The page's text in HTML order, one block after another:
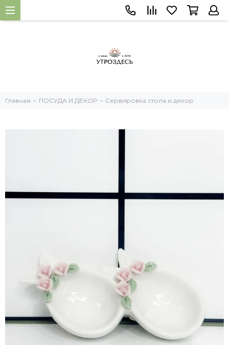
Главная ПОСУДА И ДЕКОР Сервировка стола и декор